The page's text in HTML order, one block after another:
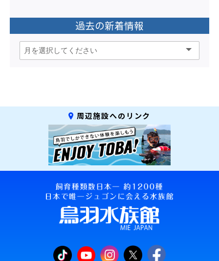
過去の新着情報
周辺施設へのリンク